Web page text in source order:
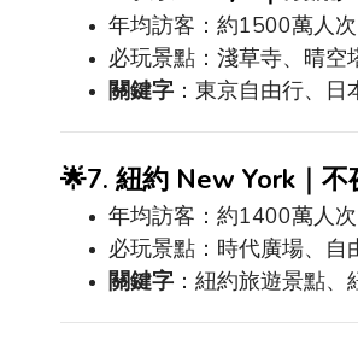
年均訪客：約1500萬人次
必玩景點：淺草寺、晴空
關鍵字 ：東京自由行、
🌟7.紐約 New York ｜
年均訪客：約1400萬人次
必玩景點：時代廣場、
關鍵字 ：紐約旅遊景點